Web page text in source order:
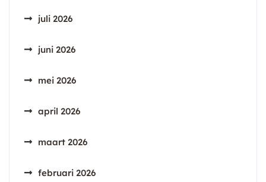
juli 2026
juni 2026
mei 2026
april 2026
maart 2026
februari 2026